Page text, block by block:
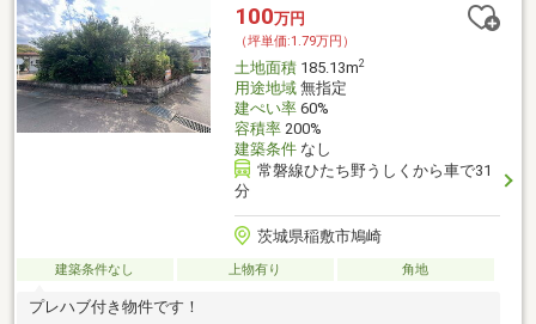
100万円
（坪単価:1.79万円）
土地面積185.13m2
用途地域無指定
建ぺい率60%
容積率200%
建築条件なし
常磐線ひたち野うしくから車で31
分
茨城県稲敷市鳩崎
建築条件なし 上物有り 角地
プレハブ付き物件です！